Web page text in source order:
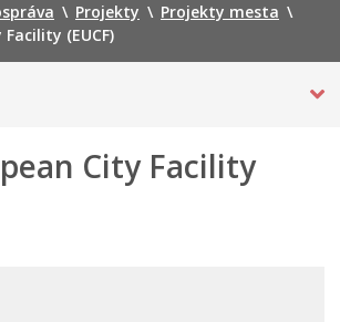
\ Projekty \ Projekty mesta \
(EUCF)
City Facility